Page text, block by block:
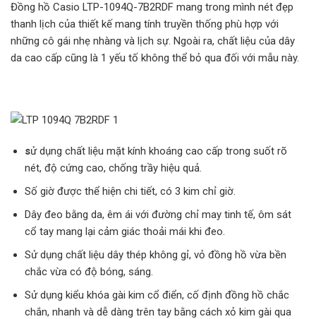
Đồng hồ Casio LTP-1094Q-7B2RDF mang trong mình nét đẹp
thanh lịch của thiết kế mang tính truyền thống phù hợp với
những cô gái nhẹ nhàng và lịch sự. Ngoài ra, chất liệu của dây
da cao cấp cũng là 1 yếu tố không thể bỏ qua đối với mẫu này.
sử dụng chất liệu mặt kính khoáng cao cấp trong suốt rõ
nét, độ cứng cao, chống trầy hiệu quả.
Số giờ được thể hiện chi tiết, có 3 kim chỉ giờ.
Dây đeo bằng da, êm ái với đường chỉ may tinh tế, ôm sát
cổ tay mang lại cảm giác thoải mái khi đeo.
Sử dụng chất liệu dây thép không gỉ, vỏ đồng hồ vừa bền
chắc vừa có độ bóng, sáng.
Sử dụng kiểu khóa gài kim cổ điển, cố định đồng hồ chắc
chắn, nhanh và dễ dàng trên tay bằng cách xỏ kim gài qua